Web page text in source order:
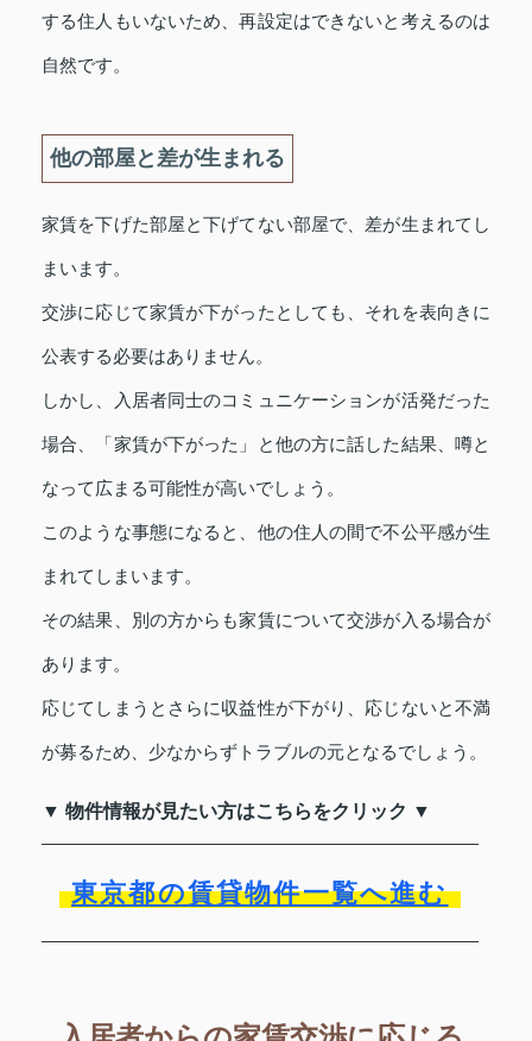
する住人もいないため、再設定はできないと考えるのは
自然です。
他の部屋と差が生まれる
家賃を下げた部屋と下げてない部屋で、差が生まれてし
まいます。
交渉に応じて家賃が下がったとしても、それを表向きに
公表する必要はありません。
しかし、入居者同士のコミュニケーションが活発だった
場合、「家賃が下がった」と他の方に話した結果、噂と
なって広まる可能性が高いでしょう。
このような事態になると、他の住人の間で不公平感が生
まれてしまいます。
その結果、別の方からも家賃について交渉が入る場合が
あります。
応じてしまうとさらに収益性が下がり、応じないと不満
が募るため、少なからずトラブルの元となるでしょう。
▼ 物件情報が見たい方はこちらをクリック ▼
東京都の賃貸物件一覧へ進む